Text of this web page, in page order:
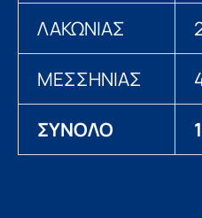
ΛΑΚΩΝΙΑΣ
ΜΕΣΣΗΝΙΑΣ
ΣΥΝΟΛΟ